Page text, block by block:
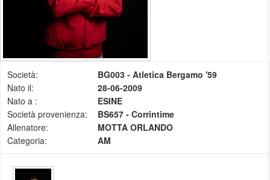
Società:
BG003 - Atletica Bergamo '59
Nato il:
28-06-2009
Nato a :
ESINE
Società provenienza:
BS657 - Corrintime
Allenatore:
MOTTA ORLANDO
Categoria:
AM